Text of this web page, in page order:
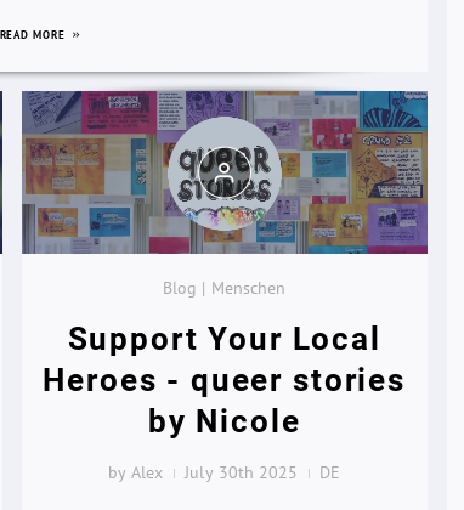
READ MORE
Blog | Menschen
Support Your Local
Heroes - queer stories
by Nicole
by Alex July 30th 2025 DE